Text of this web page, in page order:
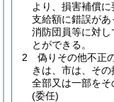
より、損害補償
支給額に錯誤が
消防団員等に対し
とができる。
2
偽りその他不正
きは、市は、そ
全部又は一部をそ
(委任)